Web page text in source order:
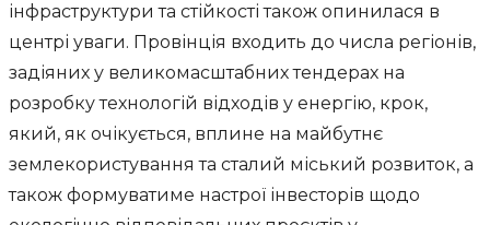
інфраструктури та стійкості також опинилася в
центрі уваги. Провінція входить до числа регіонів,
задіяних у великомасштабних тендерах на
розробку технологій відходів у енергію, крок,
який, як очікується, вплине на майбутнє
землекористування та сталий міський розвиток, а
також формуватиме настрої інвесторів щодо